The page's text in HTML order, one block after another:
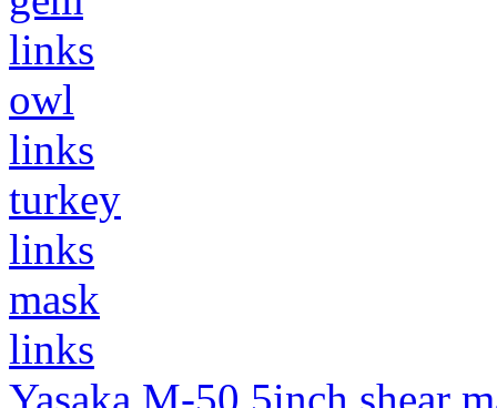
links
owl
links
turkey
links
mask
links